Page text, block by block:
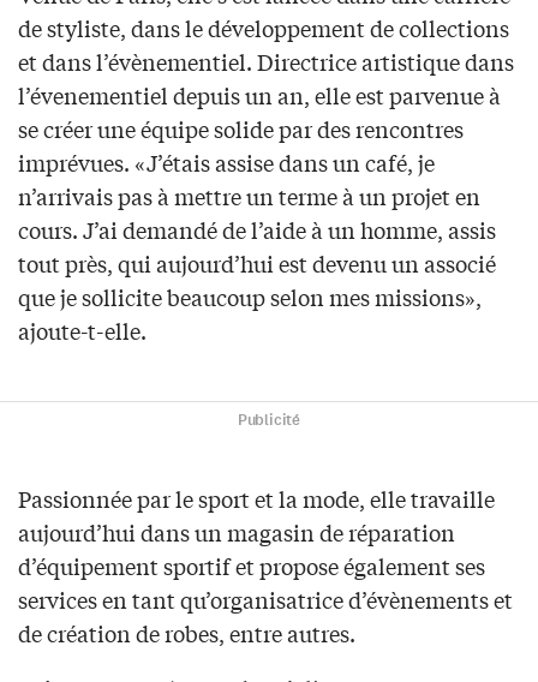
de styliste, dans le développement de collections
et dans l’évènementiel. Directrice artistique dans
l’évenementiel depuis un an, elle est parvenue à
se créer une équipe solide par des rencontres
imprévues. «J’étais assise dans un café, je
n’arrivais pas à mettre un terme à un projet en
cours. J’ai demandé de l’aide à un homme, assis
tout près, qui aujourd’hui est devenu un associé
que je sollicite beaucoup selon mes missions»,
ajoute-t-elle.
Publicité
Passionnée par le sport et la mode, elle travaille
aujourd’hui dans un magasin de réparation
d’équipement sportif et propose également ses
services en tant qu’organisatrice d’évènements et
de création de robes, entre autres.